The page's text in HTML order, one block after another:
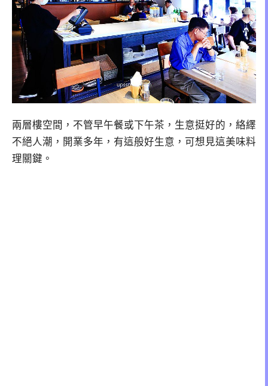
兩層樓空間，不管早午餐或下午茶，生意挺好的，絡繹
不絕人潮，開業多年，有這般好生意，可想見這美味料
理關鍵。